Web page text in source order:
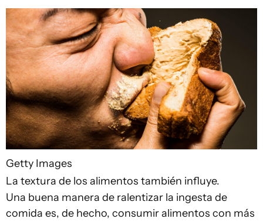
Getty Images
La textura de los alimentos también influye.
Una buena manera de ralentizar la ingesta de
comida es, de hecho, consumir alimentos con más